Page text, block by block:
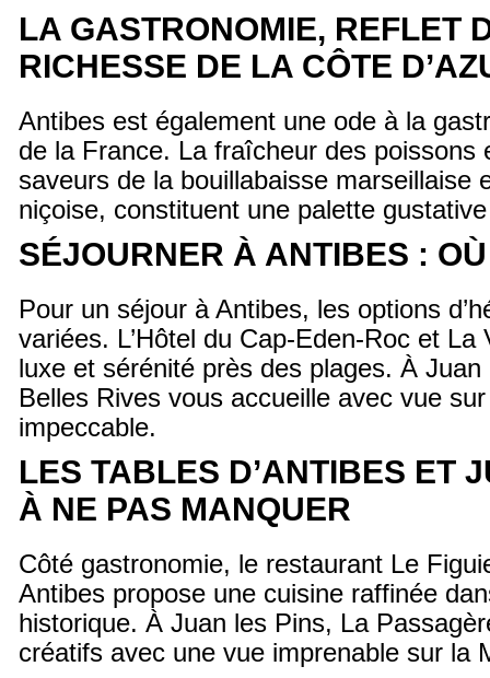
LA GASTRONOMIE, REFLET
RICHESSE DE LA CÔTE
Antibes est également une ode à la
de la France. La fraîcheur des poissons
saveurs de la bouillabaisse marseillaise
niçoise, constituent une palette
SÉJOURNER À ANTIBES :
Pour un séjour à Antibes, les options
variées. L’Hôtel du Cap-Eden-Roc et
luxe et sérénité près des plages. À Juan
Belles Rives vous accueille avec vue
impeccable.
LES TABLES D’ANTIBES ET
À NE PAS MANQUER
Côté gastronomie, le restaurant Le
Antibes propose une cuisine raffinée
historique. À Juan les Pins, La
créatifs avec une vue imprenable sur la